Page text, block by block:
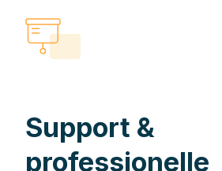
Support &
professionelle